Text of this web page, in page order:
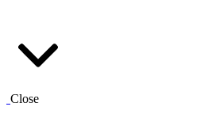
Close